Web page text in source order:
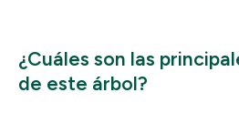
¿Cuáles son las
de este árbol?